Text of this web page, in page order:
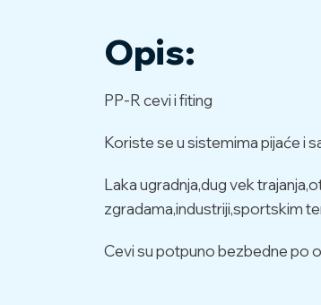
Opis:
PP-R cevi i fiting
Koriste se u sistemima pijaće i
Laka ugradnja,dug vek
zgradama,industriji,sportskim
Cevi su potpuno bezbedne po